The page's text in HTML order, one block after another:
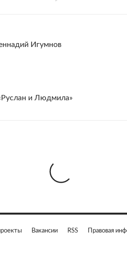
Игумнов
и Людмила»
Вакансии RSS Правовая